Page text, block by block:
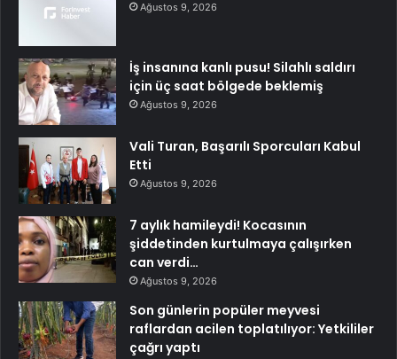
Ağustos 9, 2026
İş insanına kanlı pusu! Silahlı saldırı
için üç saat bölgede beklemiş
Ağustos 9, 2026
Vali Turan, Başarılı Sporcuları Kabul
Etti
Ağustos 9, 2026
7 aylık hamileydi! Kocasının
şiddetinden kurtulmaya çalışırken
can verdi…
Ağustos 9, 2026
Son günlerin popüler meyvesi
raflardan acilen toplatılıyor: Yetkililer
çağrı yaptı